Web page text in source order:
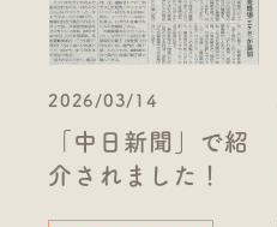
2026/03/14
「中日新聞」で紹
介されました！